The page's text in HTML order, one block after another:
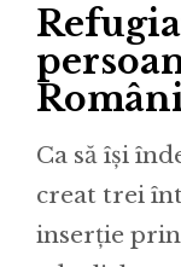
Ca să își
creat trei
inserție